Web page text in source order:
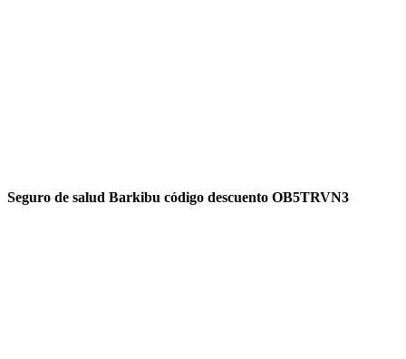
Seguro de salud Barkibu código descuento OB5TRVN3